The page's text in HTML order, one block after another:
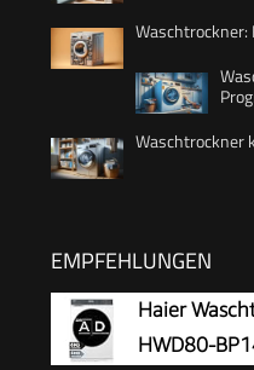
Waschtrockner:
Waschtrockner
EMPFEHLUNGEN
Haier
HWD80-